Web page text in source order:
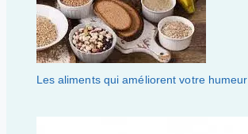
Les aliments qui améliorent votre humeur